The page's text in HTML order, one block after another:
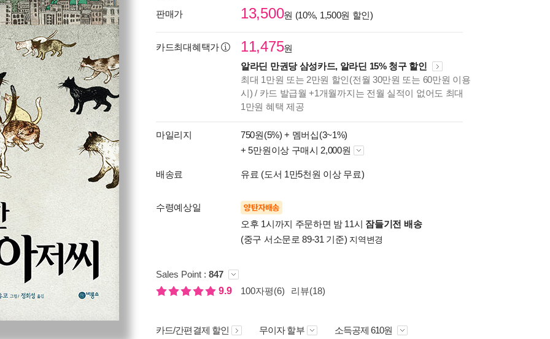
판매가
13,500원 (10%, 1,500원 할인)
카드최대혜택가 11,475원
알라딘 만권당 삼성카드, 알라딘 15% 청구 할인
최대 1만원 또는 2만원 할인(전월 30만원 또는 60만원 이용
시) / 카드 발급월 +1개월까지는 전월 실적이 없어도 최대
1만원 혜택 제공
마일리지 750원(5%) + 멤버십(3~1%)
+ 5만원이상 구매시 2,000원
배송료 유료 (도서 1만5천원 이상 무료)
수령예상일 양탄자배송
오후 1시까지 주문하면 밤 11시 잠들기전 배송
(중구 서소문로 89-31 기준) 지역변경
Sales Point : 847
9.9
100자평(6) 리뷰(18)
카드/간편결제 할인 무이자 할부 소득공제 610원